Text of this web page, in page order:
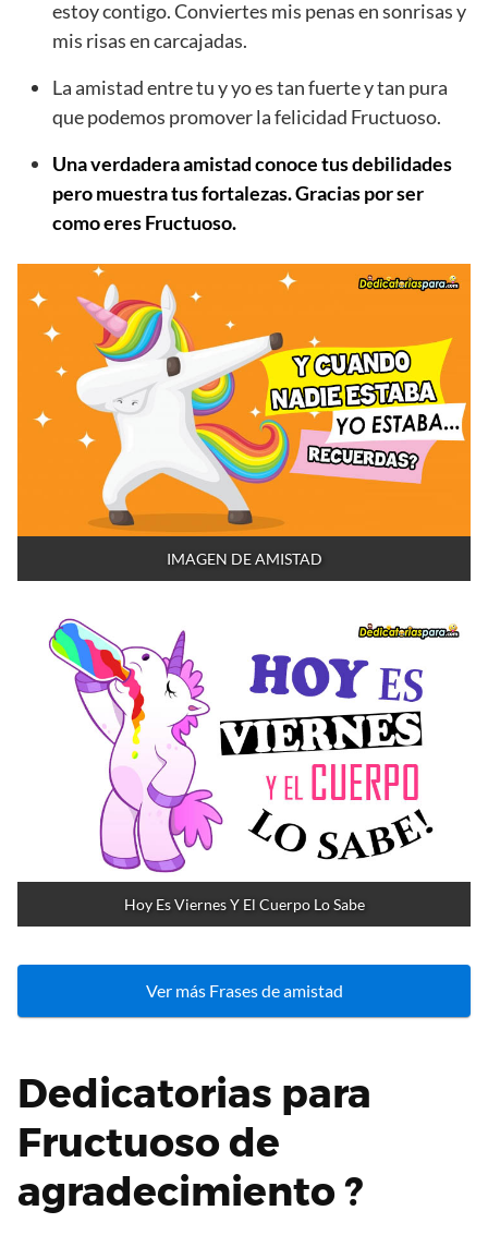
estoy contigo. Conviertes mis penas en sonrisas y
mis risas en carcajadas.
La amistad entre tu y yo es tan fuerte y tan pura
que podemos promover la felicidad Fructuoso.
Una verdadera amistad conoce tus debilidades
pero muestra tus fortalezas. Gracias por ser
como eres Fructuoso.
IMAGEN DE AMISTAD
Hoy Es Viernes Y El Cuerpo Lo Sabe
Ver más Frases de amistad
Dedicatorias para
Fructuoso de
agradecimiento ?